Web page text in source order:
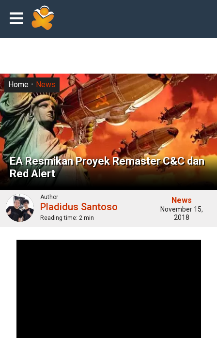
EA Resmikan Proyek Remaster C&C dan
Red Alert
Home News
Author
Pladidus Santoso
Reading time: 2 min
News
November 15,
2018